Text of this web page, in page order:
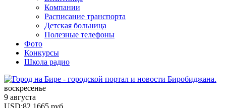
Компании
Расписание транспорта
Детская больница
Полезные телефоны
Фото
Конкурсы
Школа радио
воскресенье
9 августа
USD:82.1665 руб.